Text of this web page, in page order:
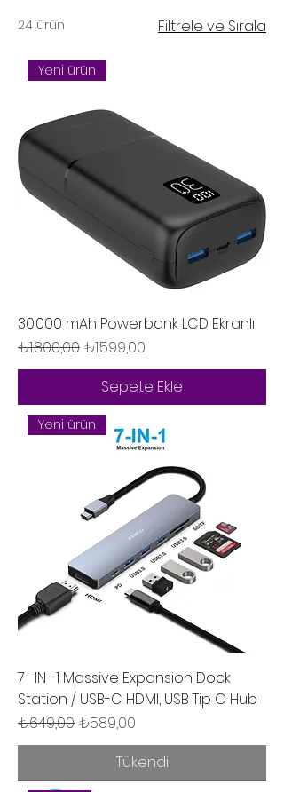
24 ürün Filtrele ve Sırala
Yeni ürün
30.000 mAh Powerbank LCD Ekranlı
Normal Fiyat
₺1.800,00 İndirimli Fiyat
₺1.599,00
Sepete Ekle
Yeni ürün
7 -IN -1 Massive Expansion Dock
Station / USB-C HDMI, USB Tip C Hub
Normal Fiyat
₺649,00 İndirimli Fiyat
₺589,00
Tükendi